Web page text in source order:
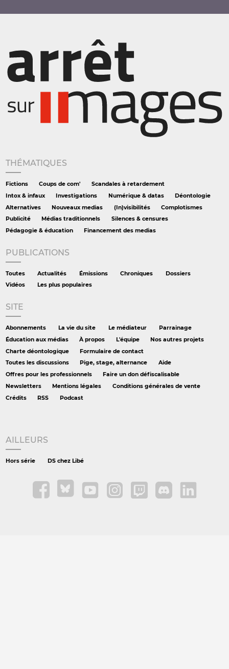
THÉMATIQUES
Fictions Coups de com'
Scandales à retardement
Intox & infaux
Investigations Numérique & datas
Déontologie
Alternatives
Nouveaux medias (In)visibilités
Complotismes
Publicité
Médias traditionnels
Silences & censures
Pédagogie & éducation
Financement des medias
PUBLICATIONS
Toutes Actualités Émissions Chroniques
Dossiers
Vidéos
Les plus populaires
SITE
Abonnements La vie du site Le médiateur
Parrainage
Éducation aux médias
À propos L'équipe
Nos autres projets
Charte déontologique
Formulaire de contact
Toutes les discussions
Pige, stage, alternance
Aide
Offres pour les professionnels
Faire un don défiscalisable
Newsletters
Mentions légales
Conditions générales de vente
Crédits
RSS Podcast
AILLEURS
Hors série DS chez Libé